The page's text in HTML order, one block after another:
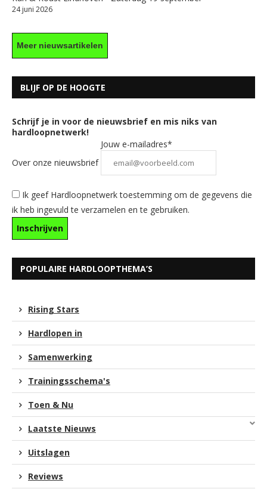
24 juni 2026
Meer nieuwsartikelen
BLIJF OP DE HOOGTE
Schrijf je in voor de nieuwsbrief en mis niks van
hardloopnetwerk!
Over onze nieuwsbrief
Jouw e-mailadres*
Ik geef Hardloopnetwerk toestemming om de gegevens die
ik heb ingevuld te verzamelen en te gebruiken.
POPULAIRE HARDLOOPTHEMA’S
Rising Stars
Hardlopen in
Samenwerking
Trainingsschema's
Toen & Nu
Laatste Nieuws
Uitslagen
Reviews